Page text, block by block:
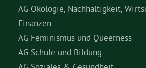
AG Ökologie, Nachhaltigkeit,
Finanzen
AG Feminismus und Queerness
AG Schule und Bildung